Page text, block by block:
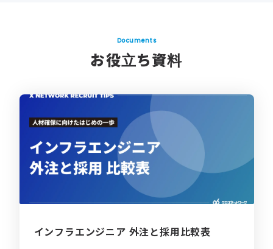
Documents
お役立ち資料
インフラエンジニア 外注と採用比較表